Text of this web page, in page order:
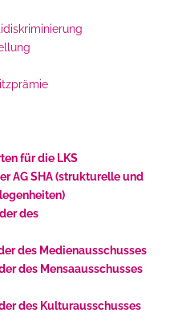
für die LKS
AG SHA (strukturelle und
des
des Medienausschusses
des Mensaausschusses
des Kulturausschusses